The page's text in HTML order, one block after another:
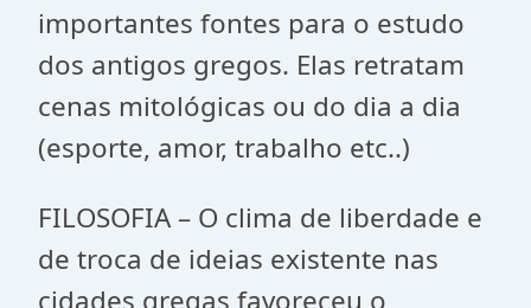
importantes fontes para o estudo
dos antigos gregos. Elas retratam
cenas mitológicas ou do dia a dia
(esporte, amor, trabalho etc..)
FILOSOFIA – O clima de liberdade e
de troca de ideias existente nas
cidades gregas favoreceu o